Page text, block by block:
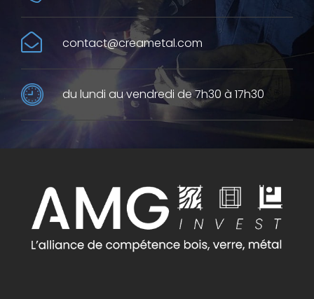
contact@creametal.com
du lundi au vendredi de 7h30 à 17h30